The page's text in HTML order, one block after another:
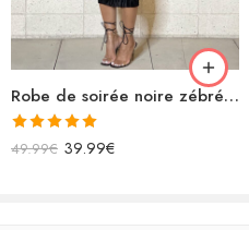
Robe de soirée noire zébrée longue moulante
Note5.00
sur 5
49.99€ 39.99€